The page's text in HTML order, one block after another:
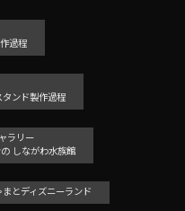
過程
タンド製作過程
ラリー
しながわ水族館
とディズニーランド